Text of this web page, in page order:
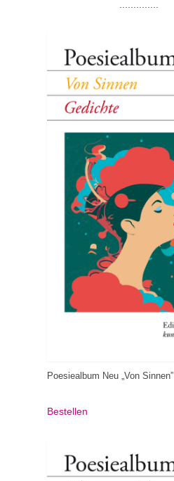
Poesiealbum Neu „Von Sinnen”
Bestellen